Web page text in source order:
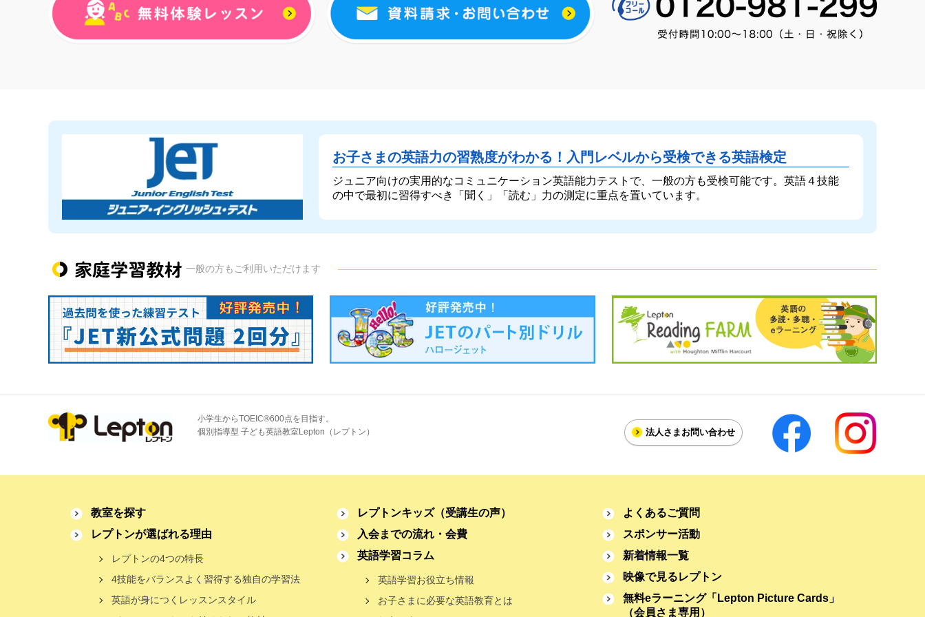
お子さまの英語力の習熟度がわかる！ 入門レベルから受検できる英語検定
ジュニア向けの実用的なコミュニケーション英語能力テストで、一般の方も受検可能です。英語４技能
の中で最初に習得すべき「聞く」「読む」力の測定に重点を置いています。
一般の方もご利用いただけます
小学生からTOEIC®600点を目指す。
個別指導型 子ども英語教室Lepton（レプトン）
法人さま お問い合わせ
教室を探す
レプトンが選ばれる理由
レプトンの4つの特長
4技能をバランスよく習得する独自の学習法
英語が身につくレッスンスタイル
レプトンキッズ（受講生の声）
入会までの流れ・会費
英語学習コラム
英語学習お役立ち情報
お子さまに必要な英語教育とは
よくあるご質問
スポンサー活動
新着情報一覧
映像で見るレプトン
無料eラーニング「Lepton Picture Cards」
（会員さま専用）